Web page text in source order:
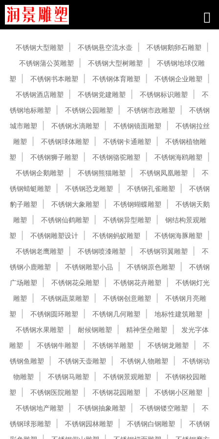
不锈钢大型雕塑 不锈钢悬空流水壶
不锈钢鹅卵石雕塑
不锈钢蒲公英雕塑
不锈钢大型树雕塑
不锈钢地球仪雕
塑
不锈钢书本雕塑 不锈钢体育雕塑
不锈钢企业雕塑
不锈钢酒店雕塑
不锈钢党建雕塑 不锈钢标识雕塑
不
锈钢地标雕塑
不锈钢公园雕塑 不锈钢市政雕塑
不锈钢
城市雕塑
不锈钢水滴雕塑 不锈钢镜面雕塑
不锈钢拉丝
雕塑
不锈钢球体雕塑 不锈钢卡通雕塑
不锈钢植物雕
塑
不锈钢狮子雕塑 不锈钢骆驼雕塑
不锈钢海鸥雕塑
不锈钢企鹅雕塑
不锈钢熊猫雕塑 不锈钢凤凰雕塑
不
锈钢蜻蜓雕塑
不锈钢恐龙雕塑 不锈钢孔雀雕塑
不锈钢
豹子雕塑
不锈钢大象雕塑 不锈钢蝴蝶雕塑
不锈钢天鹅
雕塑
不锈钢仙鹤雕塑 不锈钢异型雕塑
钢结构景观雕
塑
不锈钢雕塑设计 不锈钢蚂蚁雕塑
不锈钢海豚雕塑
不锈钢老鹰雕塑
不锈钢喷漆雕塑 不锈钢羽翼雕塑
不
锈钢小鹿雕塑
不锈钢雕塑小品 不锈钢原色雕塑
不锈钢
广场雕塑
不锈钢花朵雕塑 不锈钢花卉雕塑
不锈钢灯光
雕塑
不锈钢蔬菜雕塑 不锈钢创意雕塑
不锈钢月亮雕
塑
不锈钢圆环雕塑 不锈钢几何雕塑
地标性建筑雕塑
不锈钢水果雕塑
耐候钢雕塑 精神堡垒雕塑
发光字体
雕塑
不锈钢牛雕塑 不锈钢羊雕塑 不锈钢龙雕塑
不
锈钢鱼雕塑
不锈钢天壶雕塑 不锈钢人物雕塑
不锈钢动
物雕塑
不锈钢马雕塑 不锈钢景观雕塑
不锈钢校园雕
塑
不锈钢医院雕塑 不锈钢花园雕塑
不锈钢小区雕塑
不锈钢地产雕塑
不锈钢抽象雕塑 不锈钢镂空雕塑
不
锈钢球形雕塑
不锈钢园林雕塑 不锈钢白钢雕塑
不锈钢